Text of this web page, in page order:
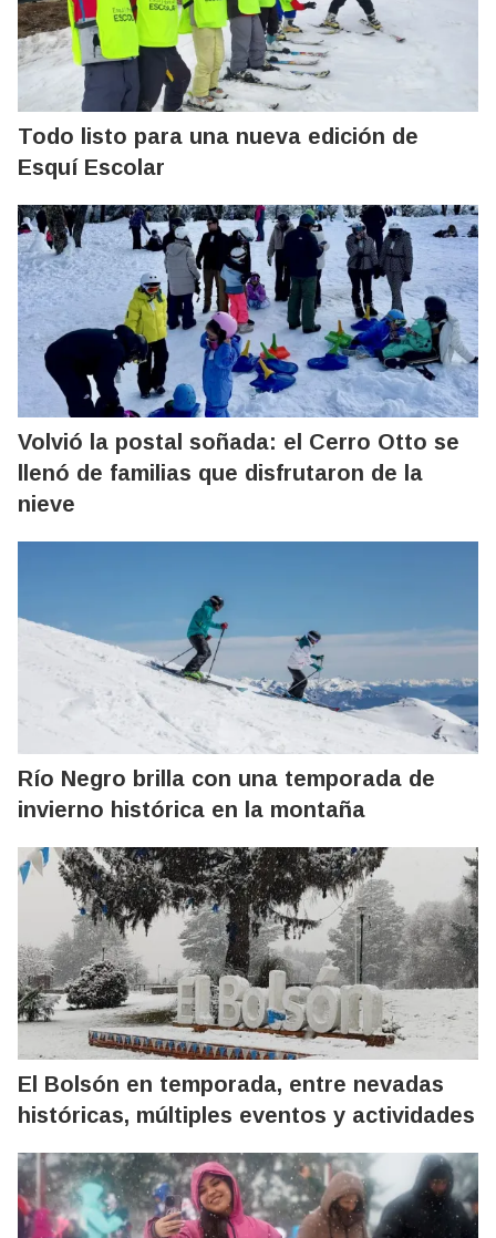
Todo listo para una nueva edición de
Esquí Escolar
Volvió la postal soñada: el Cerro Otto se
llenó de familias que disfrutaron de la
nieve
Río Negro brilla con una temporada de
invierno histórica en la montaña
El Bolsón en temporada, entre nevadas
históricas, múltiples eventos y actividades